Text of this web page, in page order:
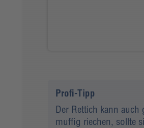
Profi-Tipp
Der Rettich kann
muffig riechen, sollte